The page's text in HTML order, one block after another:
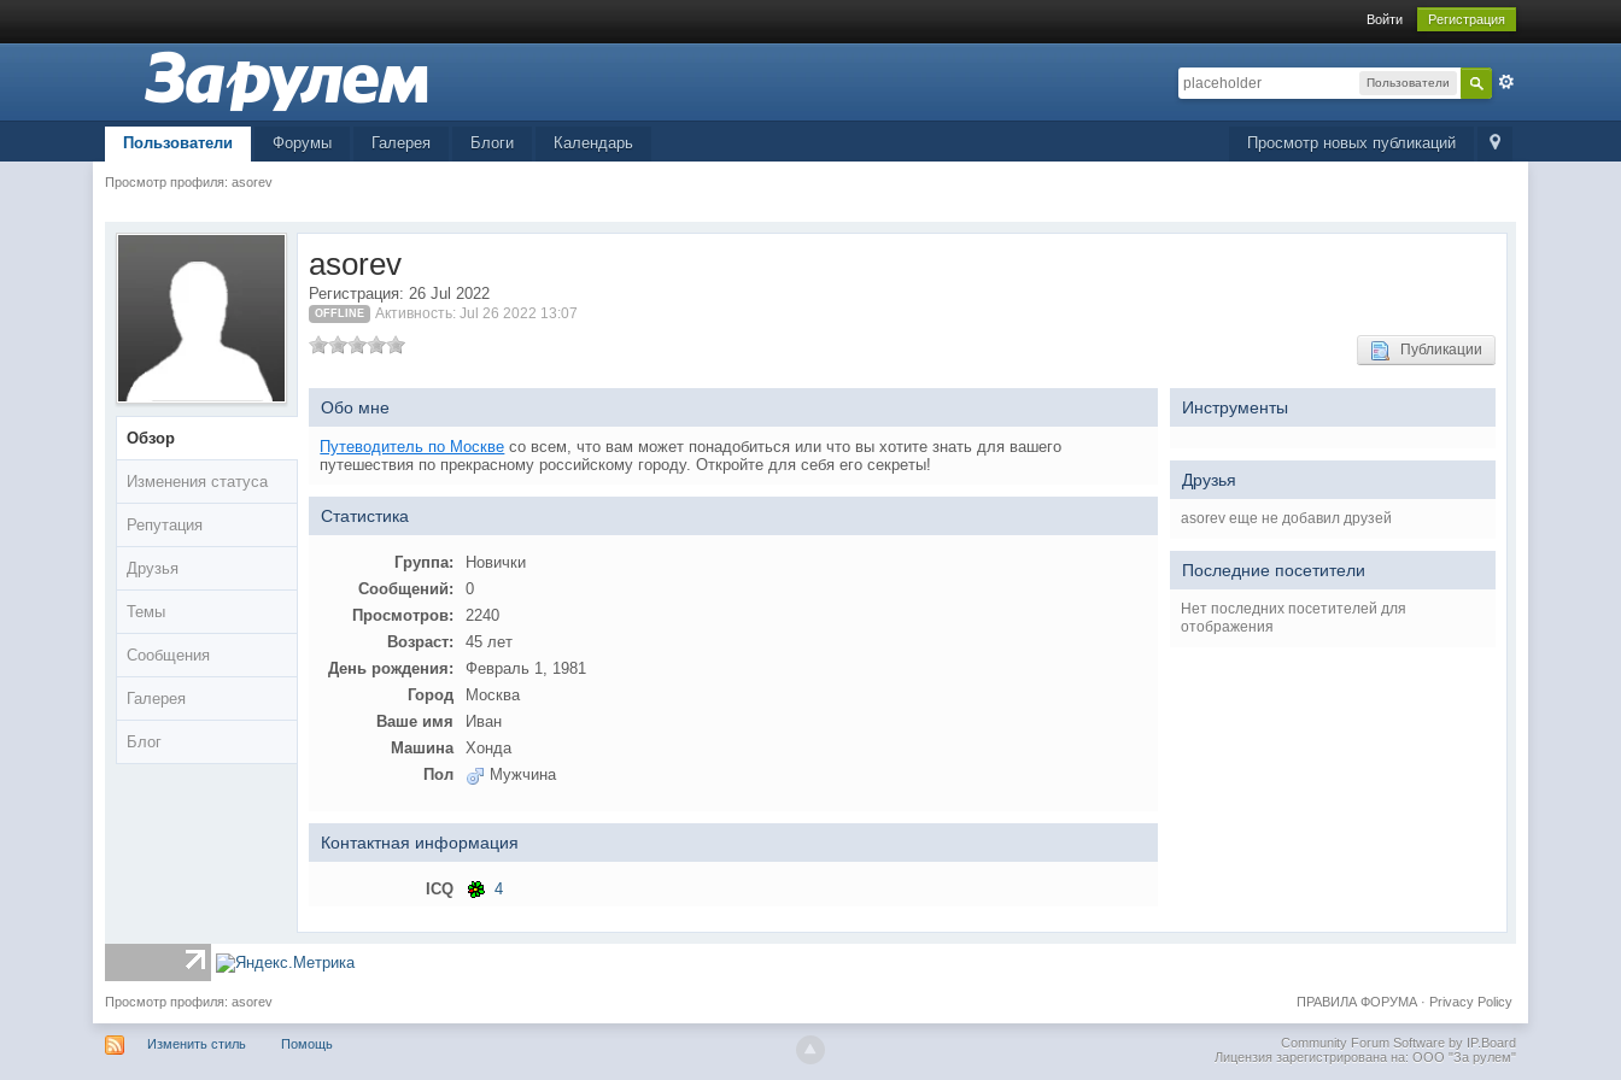
Войти Регистрация
Пользователи
Просмотр новых публикаций
Пользователи Форумы Галерея Блоги Календарь
Просмотр профиля: asorev
Обзор
Изменения статуса
Репутация
Друзья
Темы
Сообщения
Галерея
Блог
asorev
Регистрация: 26 Jul 2022
OFFLINE Активность: Jul 26 2022 13:07
Публикации
Обо мне
Путеводитель по Москве со всем, что вам может понадобиться или что вы хотите знать для вашего
путешествия по прекрасному российскому городу. Откройте для себя его секреты!
Статистика
Группа:
Новички
Сообщений:
0
Просмотров:
2240
Возраст:
45 лет
День рождения:
Февраль 1, 1981
Город
Москва
Ваше имя
Иван
Машина
Хонда
Пол
Мужчина
Контактная информация
ICQ 4
Инструменты
Друзья
asorev еще не добавил друзей
Последние посетители
Нет последних посетителей для
отображения
Просмотр профиля: asorev Privacy Policy
ПРАВИЛА ФОРУМА·
Изменить стиль Помощь
Community Forum Software by IP.Board
Лицензия зарегистрирована на: ООО "За рулем"